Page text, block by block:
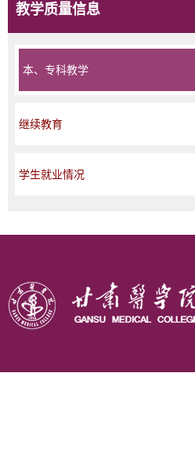
教学质量信息
本、专科教学
继续教育
学生就业情况